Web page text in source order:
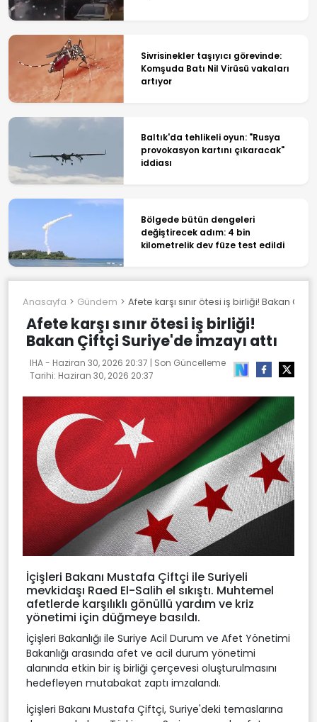
Sivrisinekler taşıyıcı görevinde:
Komşuda Batı Nil Virüsü vakaları
artıyor
Baltık'da tehlikeli oyun: "Rusya
provokasyon kartını çıkaracak"
iddiası
Bölgede bütün dengeleri
değiştirecek adım: 4 bin
kilometrelik dev füze test edildi
Anasayfa Gündem Afete karşı sınır ötesi iş birliği! Bakan
Afete karşı sınır ötesi iş birliği!
Bakan Çiftçi Suriye'de imzayı attı
IHA - Haziran 30, 2026 20:37 | Son Güncelleme
Tarihi: Haziran 30, 2026 20:37
İçişleri Bakanı Mustafa Çiftçi ile Suriyeli
mevkidaşı Raed El-Salih el sıkıştı. Muhtemel
afetlerde karşılıklı gönüllü yardım ve kriz
yönetimi için düğmeye basıldı.
İçişleri Bakanlığı ile Suriye Acil Durum ve Afet Yönetimi
Bakanlığı arasında afet ve acil durum yönetimi
alanında etkin bir iş birliği çerçevesi oluşturulmasını
hedefleyen mutabakat zaptı imzalandı.
İçişleri Bakanı Mustafa Çiftçi, Suriye'deki temaslarına